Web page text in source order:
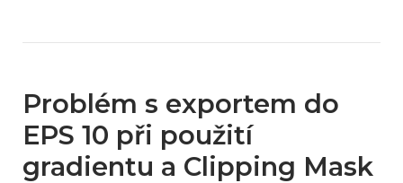
Problém s exportem do
EPS 10 při použití
gradientu a Clipping Mask